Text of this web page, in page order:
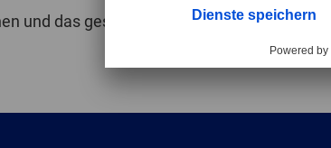
und das gesamte Produktprogramm an